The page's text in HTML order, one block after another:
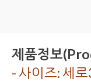
제품정보
- 사이즈: 세